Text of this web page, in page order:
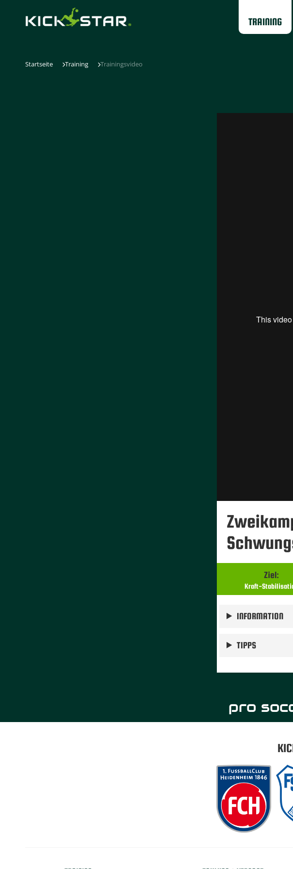
TRAINING
Startseite Training Trainingsvideo
Ziel:
Kraft-
INFORMATION
TIPPS
pro